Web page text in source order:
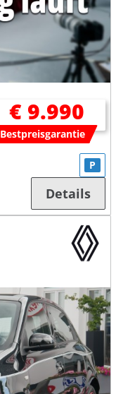
€ 9.990
Bestpreisgarantie
P
Details